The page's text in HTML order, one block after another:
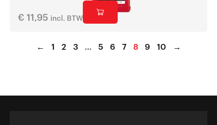
€ 11,95 incl. BTW
← 1 2 3 … 5 6 7 8 9 10 →